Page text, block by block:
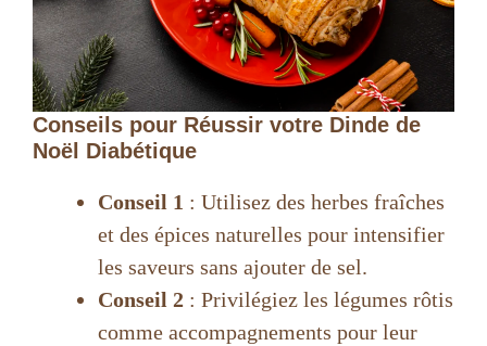
Conseils pour Réussir votre Dinde de
Noël Diabétique
Conseil 1 : Utilisez des herbes fraîches
et des épices naturelles pour intensifier
les saveurs sans ajouter de sel.
Conseil 2 : Privilégiez les légumes rôtis
comme accompagnements pour leur